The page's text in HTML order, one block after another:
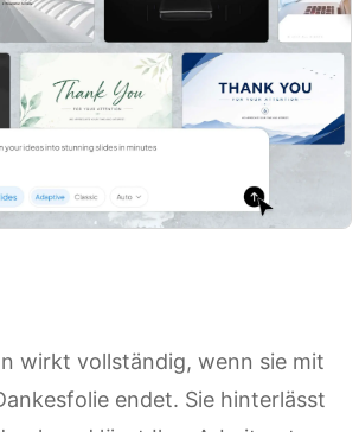
wirkt vollständig, wenn sie mit
endet. Sie hinterlässt